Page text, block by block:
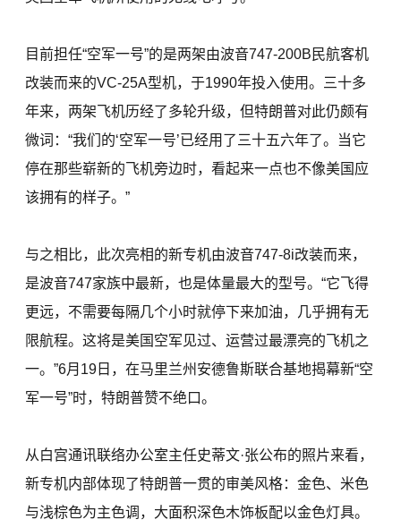
目前担任“空军一号”的是两架由波音747-200B民航客机
改装而来的VC-25A型机，于1990年投入使用。三十多
年来，两架飞机历经了多轮升级，但特朗普对此仍颇有
微词：“我们的‘空军一号’已经用了三十五六年了。当它
停在那些崭新的飞机旁边时，看起来一点也不像美国应
该拥有的样子。”
与之相比，此次亮相的新专机由波音747-8i改装而来，
是波音747家族中最新，也是体量最大的型号。“它飞得
更远，不需要每隔几个小时就停下来加油，几乎拥有无
限航程。这将是美国空军见过、运营过最漂亮的飞机之
一。”6月19日，在马里兰州安德鲁斯联合基地揭幕新“空
军一号”时，特朗普赞不绝口。
从白宫通讯联络办公室主任史蒂文·张公布的照片来看，
新专机内部体现了特朗普一贯的审美风格：金色、米色
与浅棕色为主色调，大面积深色木饰板配以金色灯具。